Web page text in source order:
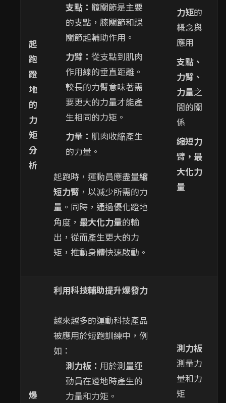
起
跑
蹬
地
的
力
矩
分
析
支點： 髖關節是主要
的支點，膝關節和踝
關節起輔助作用。
力臂： 從支點到肌肉
作用線的垂直距離。
較長的力臂意味著需
要更大的力量才能產
生相同的力矩。
力量： 肌肉收縮產生
的力量。
起跑時，運動員應盡量縮
短力臂 ，以減少所需的力
量。同時，通過優化蹬地
角度， 最大化力量的輸
出，從而產生更大的力
矩，推動身體快速啟動。
力矩的
概念與
應用
支點、
力臂、
力量之
間的關
係
縮短力
臂，最
大化力
量
爆
利用科技輔助提升爆發力
越來越多的運動科技產品
被應用於短跑訓練中，例
如：
測力板： 用於測量運
動員在蹬地時產生的
力量和力矩。
測力板
測量力
量和力
矩